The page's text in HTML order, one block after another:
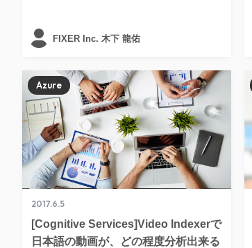
FIXER Inc. 木下 龍佑
2017.6.5
[Cognitive Services]Video Indexerで
日本語の動画が、どの程度分析出来る
Azure